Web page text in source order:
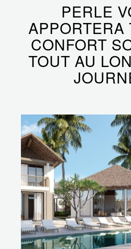
PERLE
APPORTERA
CONFORT
TOUT AU